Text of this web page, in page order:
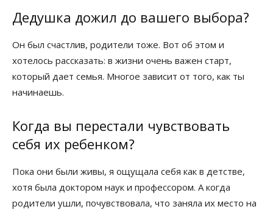
Дедушка дожил до вашего выбора?
Он был счастлив, родители тоже. Вот об этом и
хотелось рассказать: в жизни очень важен старт,
который дает семья. Многое зависит от того, как ты
начинаешь.
Когда вы перестали чувствовать
себя их ребенком?
Пока они были живы, я ощущала себя как в детстве,
хотя была доктором наук и профессором. А когда
родители ушли, почувствовала, что заняла их место на